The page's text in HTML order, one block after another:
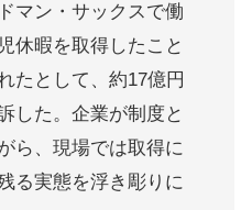
マン・サックスで働
休暇を取得したこと
たとして、約17億円
した。企業が制度と
ら、現場では取得に
る実態を浮き彫りに